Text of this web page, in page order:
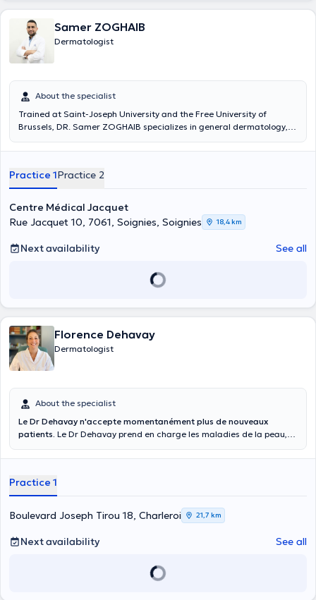
Samer ZOGHAIB
Dermatologist
About the specialist
Trained at Saint-Joseph University and the Free University of
Brussels, DR. Samer ZOGHAIB specializes in general dermatology,
medical publications, particularly in clinical dermatology and
several languages ​​including French, English and Arabic.
Practice 1Practice 2
Centre Médical Jacquet
Rue Jacquet 10, 7061, Soignies, Soignies
18,4 km
Next availability See all
Florence Dehavay
Dermatologist
About the specialist
Le Dr Dehavay n'accepte momentanément plus de nouveaux
patients. Le Dr Dehavay prend en charge les maladies de la peau,
conventionnée, elle vous accueille, en français ou en anglais,
a étudié à l’Université Libre de Bruxelles où elle a obtenu en 2015 son
diplôme de Docteur en Médecine, elle a ensuite été diplômée
spécialiste en Dermatologie-Vénéréologie en 2019. Elle a été formée
au sein de l’hôpital Erasme, de l’Hôpital Universitaire des Enfants
Reine Fabiola mais principalement au CHU Saint-Pierre où elle est
actuellement résidente. Durant son parcours, le Dr Dehavay a
unguéale, les maladies inflammatoires tel que le psoriasis et la
Practice 1
Boulevard Joseph Tirou 18, Charleroi 21,7 km
Next availability See all